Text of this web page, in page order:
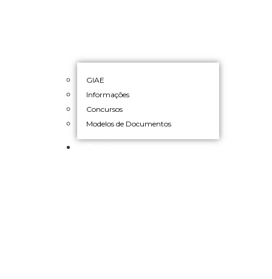
GIAE
Informações
Concursos
Modelos de Documentos